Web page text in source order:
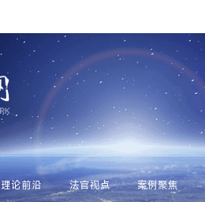
理论前沿 法官视点 案例聚焦